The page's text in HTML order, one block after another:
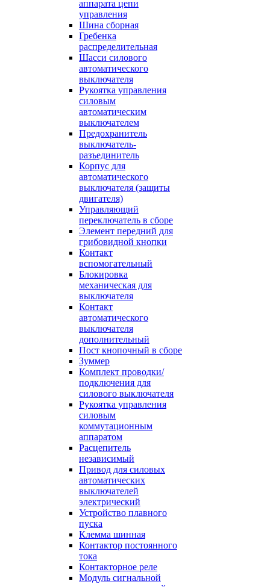
аппарата цепи
управления
Шина сборная
Гребенка
распределительная
Шасси силового
автоматического
выключателя
Рукоятка управления
силовым
автоматическим
выключателем
Предохранитель
выключатель-
разъединитель
Корпус для
автоматического
выключателя (защиты
двигателя)
Управляющий
переключатель в сборе
Элемент передний для
грибовидной кнопки
Контакт
вспомогательный
Блокировка
механическая для
выключателя
Контакт
автоматического
выключателя
дополнительный
Пост кнопочный в сборе
Зуммер
Комплект проводки/
подключения для
силового выключателя
Рукоятка управления
силовым
коммутационным
аппаратом
Расцепитель
независимый
Привод для силовых
автоматических
выключателей
электрический
Устройство плавного
пуска
Клемма шинная
Контактор постоянного
тока
Контакторное реле
Модуль сигнальной